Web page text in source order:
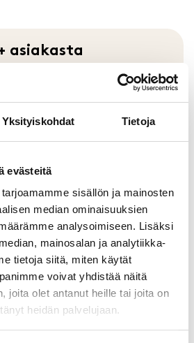
Yksityiskohdat Tietoja
evästeitä
sisällön ja mainosten
median ominaisuuksien
analysoimiseen. Lisäksi
mainosalan ja analytiikka-
tietoja siitä, miten käytät
voivat yhdistää näitä
joita olet antanut heille tai joita on
heidän palvelujaan.
asiakasta
tilamme sopivat
on jo muokannut
unelmiensa autotallin,
m² rakennettuja
tilamme sopivat
tarkoitukseen. Yli 6 000
on jo muokannut
unelmiensa autotallin,
työpajan – jopa kuntosalin.